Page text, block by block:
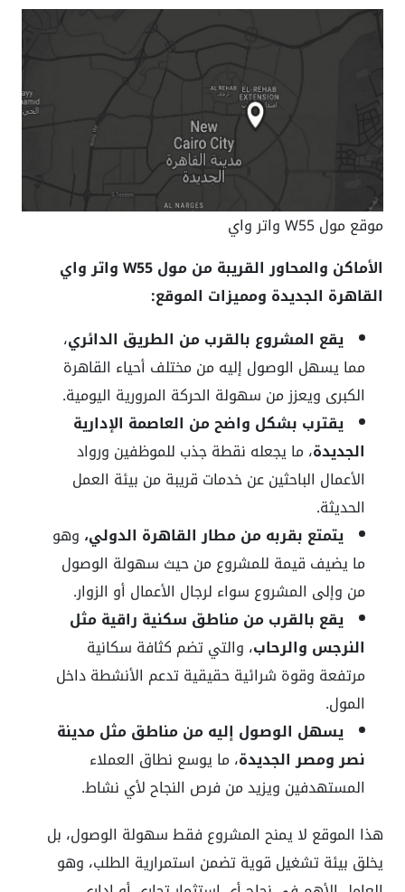
موقع مول W55 واتر واي
الأماكن والمحاور القريبة من مول W55 واتر واي
القاهرة الجديدة ومميزات الموقع:
يقع المشروع بالقرب من الطريق الدائري،
مما يسهل الوصول إليه من مختلف أحياء القاهرة
الكبرى ويعزز من سهولة الحركة المرورية اليومية.
يقترب بشكل واضح من العاصمة الإدارية
الجديدة، ما يجعله نقطة جذب للموظفين ورواد
الأعمال الباحثين عن خدمات قريبة من بيئة العمل
الحديثة.
يتمتع بقربه من مطار القاهرة الدولي، وهو
ما يضيف قيمة للمشروع من حيث سهولة الوصول
من وإلى المشروع سواء لرجال الأعمال أو الزوار.
يقع بالقرب من مناطق سكنية راقية مثل
النرجس والرحاب، والتي تضم كثافة سكانية
مرتفعة وقوة شرائية حقيقية تدعم الأنشطة داخل
المول.
يسهل الوصول إليه من مناطق مثل مدينة
نصر ومصر الجديدة، ما يوسع نطاق العملاء
المستهدفين ويزيد من فرص النجاح لأي نشاط.
هذا الموقع لا يمنح المشروع فقط سهولة الوصول، بل
يخلق بيئة تشغيل قوية تضمن استمرارية الطلب، وهو